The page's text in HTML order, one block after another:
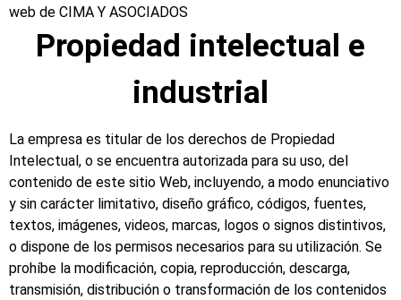
web de CIMA Y ASOCIADOS
Propiedad intelectual e
industrial
La empresa es titular de los derechos de Propiedad
Intelectual, o se encuentra autorizada para su uso, del
contenido de este sitio Web, incluyendo, a modo enunciativo
y sin carácter limitativo, diseño gráfico, códigos, fuentes,
textos, imágenes, videos, marcas, logos o signos distintivos,
o dispone de los permisos necesarios para su utilización. Se
prohíbe la modificación, copia, reproducción, descarga,
transmisión, distribución o transformación de los contenidos